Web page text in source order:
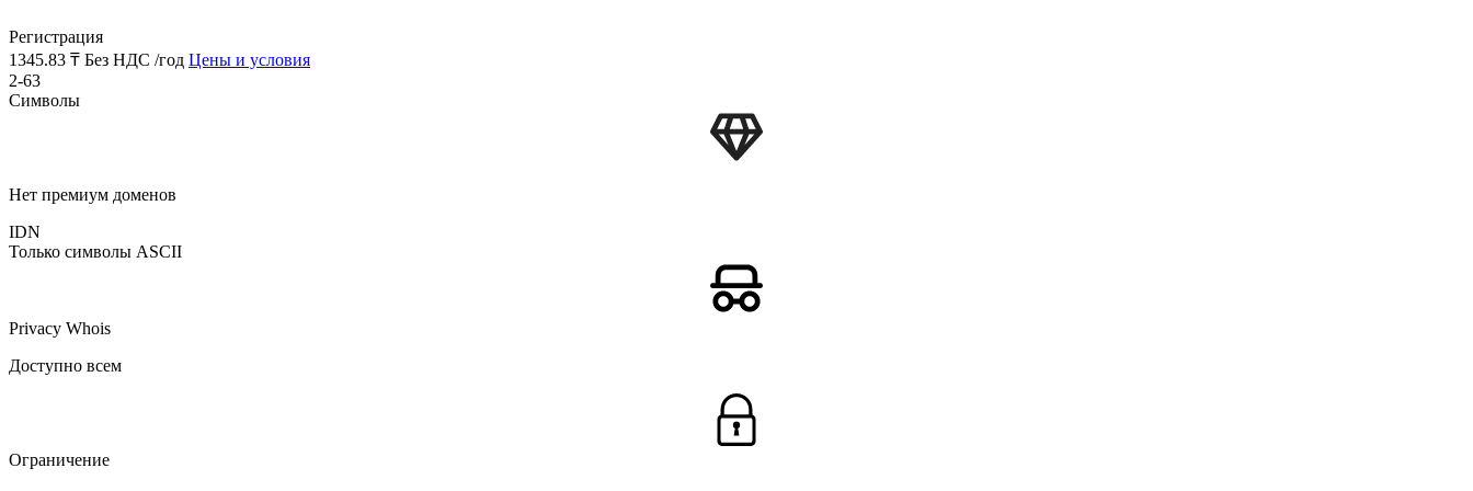
Регистрация
1345.83 ₸ Без НДС /год Цены и условия
2-63
Символы
Нет премиум доменов
IDN
Только символы ASCII
Privacy Whois
Доступно всем
Ограничение